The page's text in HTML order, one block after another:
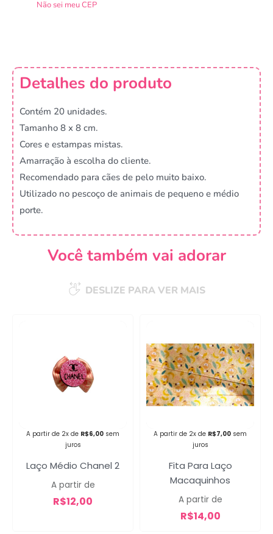
Não sei meu CEP
Detalhes do produto
Contém 20 unidades.
Tamanho 8 x 8 cm.
Cores e estampas mistas.
Amarração à escolha do cliente.
Recomendado para cães de pelo muito baixo.
Utilizado no pescoço de animais de pequeno e médio
porte.
Você também vai adorar
DESLIZE PARA VER MAIS
A partir de 2x de R$6,00 sem
juros
Laço Médio Chanel 2
A partir de
R$12,00
A partir de 2x de R$7,00 sem
juros
Fita Para Laço
Macaquinhos
A partir de
R$14,00
Campanha lançada com